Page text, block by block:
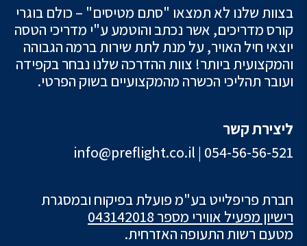
בצוות שלנו לא תמצאו "סתם מטיסים" – כולם בוגרי
קורס מדריכים, אשר נכתב והוטמע ע"י מדריכי הטסה
יוצאי חיל האויר, על מנת לתת שירות ברמה הגבוהה
והמקצועית ביותר! צוות ההדרכה שלנו נבחר בקפידה
ועובר תהליכי הכשרה מהמקצועיים בשוק הפרטי.
ליצירת קשר
054-56-56-521
|
info@preflight.co.il
חברת פריפלייט בע"מ פועלת בפיקוח ובמסגרת
רישיון מפעיל אווירי מספר 043142018
מטעם רשות התעופה האזרחית.